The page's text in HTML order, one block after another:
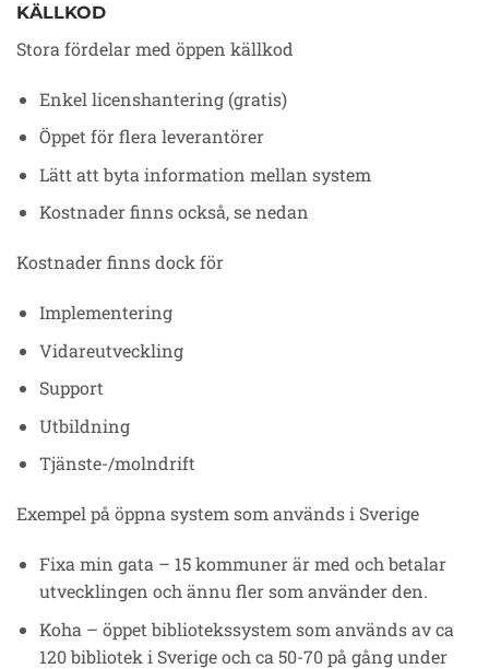
KÄLLKOD
Stora fördelar med öppen källkod
Enkel licenshantering (gratis)
Öppet för flera leverantörer
Lätt att byta information mellan system
Kostnader finns också, se nedan
Kostnader finns dock för
Implementering
Vidareutveckling
Support
Utbildning
Tjänste-/molndrift
Exempel på öppna system som används i Sverige
Fixa min gata – 15 kommuner är med och betalar
utvecklingen och ännu fler som använder den.
Koha – öppet bibliotekssystem som används av ca
120 bibliotek i Sverige och ca 50-70 på gång under